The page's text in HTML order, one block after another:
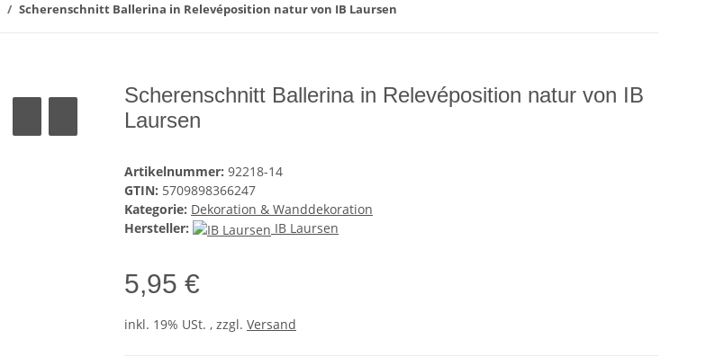
Scherenschnitt Ballerina in Relevéposition natur von IB Laursen
Scherenschnitt Ballerina in Relevéposition natur von IB
Laursen
Artikelnummer: 92218-14
GTIN: 5709898366247
Kategorie: Dekoration & Wanddekoration
Hersteller:
IB Laursen
5,95 €
inkl. 19% USt. , zzgl. Versand